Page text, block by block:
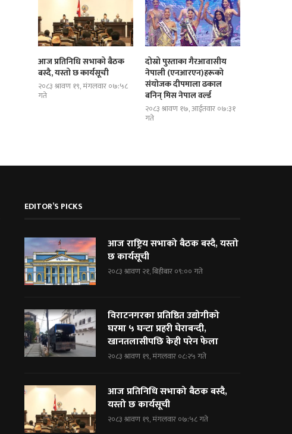
आज प्रतिनिधि सभाको बैठक
बस्दै, यस्तो छ कार्यसूची
२०८३ श्रावण १९, मंगलवार ०७:५८
गते
दोस्रो पुस्ताका गैरआवासीय
नेपाली (एनआरएन)हरूको
संयोजक दीपमाला ढकाल
बनिन् मिस नेपाल वर्ल्ड
२०८३ श्रावण १७, आईतवार ०७:३१
गते
EDITOR’S PICKS
आज राष्ट्रिय सभाको बैठक बस्दै, यस्तो
छ कार्यसूची
२०८३ श्रावण २१, बिहीबार ०९:०० गते
विराटनगरका प्रतिष्ठित उद्योगीको
घरमा ५ घन्टा प्रहरी घेराबन्दी,
खानतलासीपछि केही परेन फेला
२०८३ श्रावण १९, मंगलवार ०८:२५ गते
आज प्रतिनिधि सभाको बैठक बस्दै,
यस्तो छ कार्यसूची
२०८३ श्रावण १९, मंगलवार ०७:५८ गते